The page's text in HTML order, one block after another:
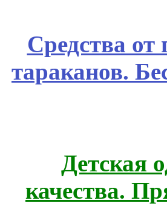
Средства
тараканов.
Детская
качества.